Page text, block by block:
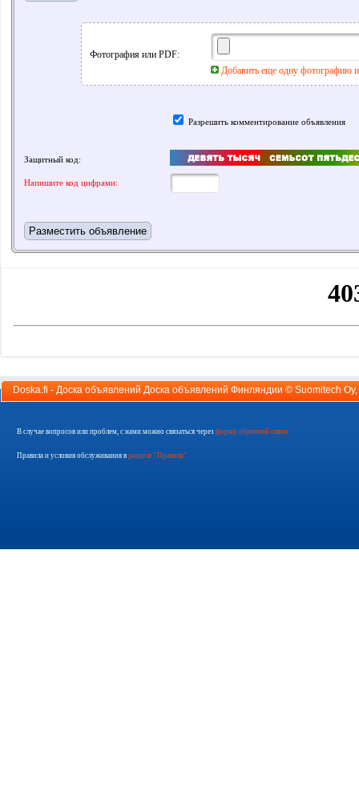
Фотография или PDF:
Добавить еще одну фотографию
Разрешить комментирование объявления
Защитный код:
Напишите код цифрами:
Doska.fi - Доска объявлений Доска объявлений Финляндии © Suomitech Oy
В случае вопросов или проблем, с нами можно связаться через форму обратной связи
Правила и условия обслуживания в разделе "Правила"